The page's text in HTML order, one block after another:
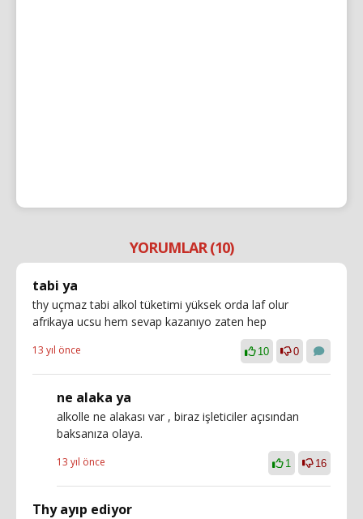
YORUMLAR (10)
tabi ya
thy uçmaz tabi alkol tüketimi yüksek orda laf olur
afrikaya ucsu hem sevap kazanıyo zaten hep
13 yıl önce 10 0
ne alaka ya
alkolle ne alakası var , biraz işleticiler açısından
baksanıza olaya.
13 yıl önce 1 16
Thy ayıp ediyor